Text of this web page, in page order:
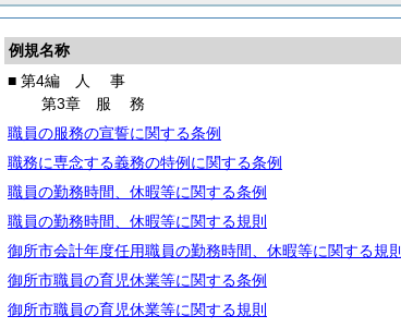
例規名称
■ 第4編
人 事
第3章 服務
職員の服務の宣誓に関する条例
職務に専念する義務の特例に関する条例
職員の勤務時間、休暇等に関する条例
職員の勤務時間、休暇等に関する規則
御所市会計年度任用職員の勤務時間、休暇等に関する規則
御所市職員の育児休業等に関する条例
御所市職員の育児休業等に関する規則